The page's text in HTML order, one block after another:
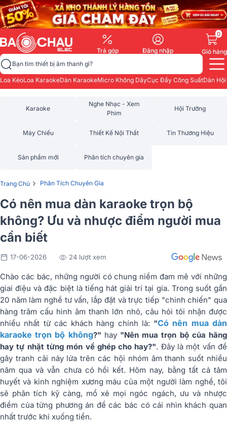
Trả góp Đăng nhập
0
Giỏ hàng
Bạn tìm thiết bị âm thanh gì?
Loa KéoLoa KaraokeDàn KaraokeMicro Không DâyCục Đẩy Công SuấtDàn
Karaoke
Nghe Nhạc - Xem
Phim
Hội Trường
Máy Chiếu Thiết Kế Nội Thất Tin Thương Hiệu
Sản phẩm mới Phân tích chuyên gia
Trang Chủ › Phân Tích Chuyên Gia
Có nên mua dàn karaoke trọn bộ
không? Ưu và nhược điểm người mua
cần biết
17-06-2026 24 lượt xem
Chào các bác, những người có chung niềm đam mê với những
giai điệu và đặc biệt là tiếng hát giải trí tại gia. Trong suốt gần
20 năm làm nghề tư vấn, lắp đặt và trực tiếp "chinh chiến" qua
hàng trăm cấu hình âm thanh lớn nhỏ, câu hỏi tôi nhận được
nhiều nhất từ các khách hàng chính là: "Có nên mua dàn
karaoke trọn bộ không?" hay "Nên mua trọn bộ của hãng
hay tự nhặt từng món về ghép cho hay?". Đây là một vấn đề
gây tranh cãi nảy lửa trên các hội nhóm âm thanh suốt nhiều
năm qua và vẫn chưa có hồi kết. Hôm nay, bằng tất cả tâm
huyết và kinh nghiệm xương máu của một người làm nghề, tôi
sẽ phân tích kỹ càng, mổ xẻ mọi ngóc ngách, ưu và nhược
điểm của từng phương án để các bác có cái nhìn khách quan
nhất trước khi xuống tiền.